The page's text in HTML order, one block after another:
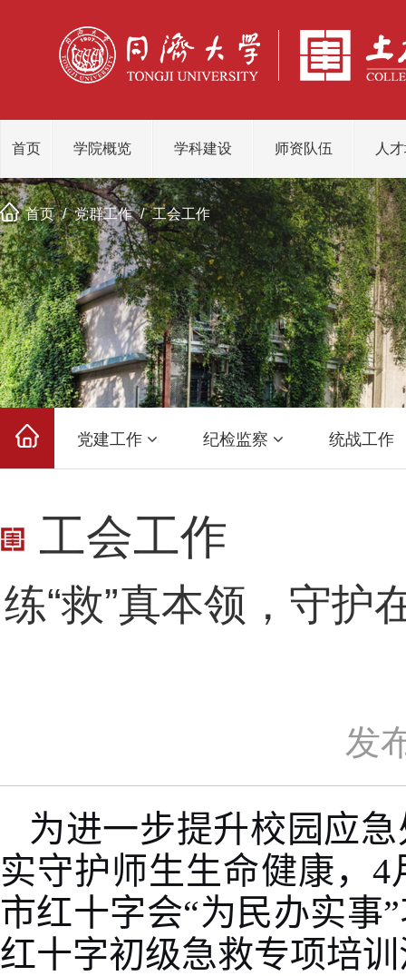
首页 学院概览 学科建设 师资队伍 人
首页 / 党群工作 / 工会工作
党建工作 纪检监察 统战工作
工会工作
练“救”真本领，守
发
为进一步提升校园应
实守护师生生命健康， 4
市红十字会“为民办实事
红十字初级急救专项培